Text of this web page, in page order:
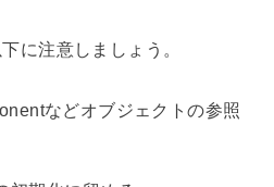
に注意しましょう。
などオブジェクトの参照